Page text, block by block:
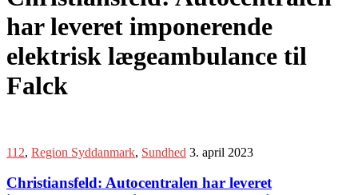
har leveret imponerende
elektrisk lægeambulance til
Falck
112, Region Syddanmark, Sundhed 3. april 2023
Christiansfeld: Autocentralen har leveret